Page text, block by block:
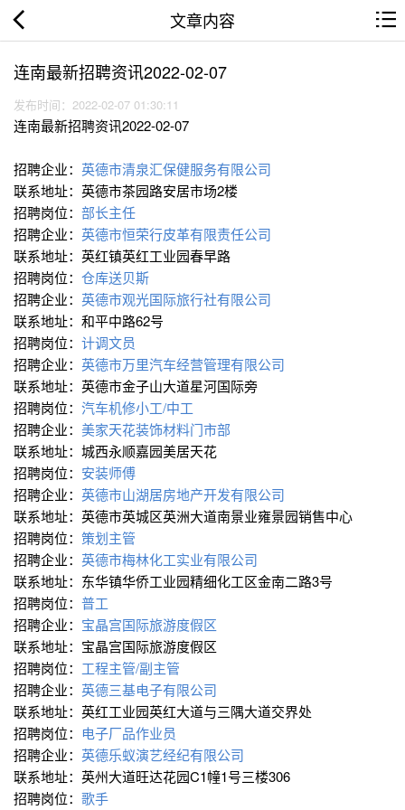
文章内容
连南最新招聘资讯2022-02-07
发布时间：2022-02-07 01:30:11
连南最新招聘资讯2022-02-07
招聘企业： 英德市清泉汇保健服务有限公司
联系地址：英德市茶园路安居市场2楼
招聘岗位： 部长主任
招聘企业： 英德市恒荣行皮革有限责任公司
联系地址：英红镇英红工业园春早路
招聘岗位： 仓库送贝斯
招聘企业： 英德市观光国际旅行社有限公司
联系地址：和平中路62号
招聘岗位： 计调文员
招聘企业： 英德市万里汽车经营管理有限公司
联系地址：英德市金子山大道星河国际旁
招聘岗位： 汽车机修小工/中工
招聘企业： 美家天花装饰材料门市部
联系地址：城西永顺嘉园美居天花
招聘岗位： 安装师傅
招聘企业： 英德市山湖居房地产开发有限公司
联系地址：英德市英城区英洲大道南景业雍景园销售中心
招聘岗位： 策划主管
招聘企业： 英德市梅林化工实业有限公司
联系地址：东华镇华侨工业园精细化工区金南二路3号
招聘岗位： 普工
招聘企业： 宝晶宫国际旅游度假区
联系地址：宝晶宫国际旅游度假区
招聘岗位： 工程主管/副主管
招聘企业： 英德三基电子有限公司
联系地址：英红工业园英红大道与三隅大道交界处
招聘岗位： 电子厂品作业员
招聘企业： 英德乐蚁演艺经纪有限公司
联系地址：英州大道旺达花园C1幢1号三楼306
招聘岗位： 歌手